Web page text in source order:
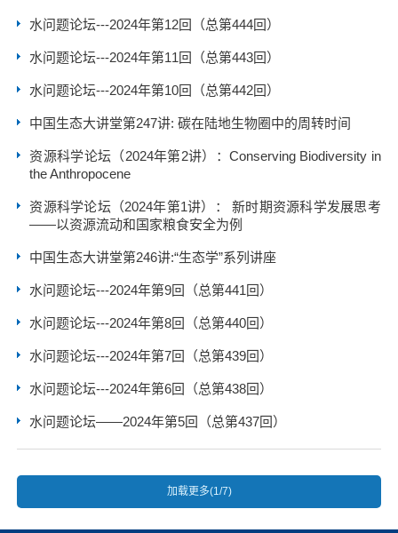
水问题论坛---2024年第12回（总第444回）
水问题论坛---2024年第11回（总第443回）
水问题论坛---2024年第10回（总第442回）
中国生态大讲堂第247讲: 碳在陆地生物圈中的周转时间
资源科学论坛（2024年第2讲）：Conserving Biodiversity in
the Anthropocene
资源科学论坛（2024年第1讲）： 新时期资源科学发展思考
——以资源流动和国家粮食安全为例
中国生态大讲堂第246讲:“生态学”系列讲座
水问题论坛---2024年第9回（总第441回）
水问题论坛---2024年第8回（总第440回）
水问题论坛---2024年第7回（总第439回）
水问题论坛---2024年第6回（总第438回）
水问题论坛——2024年第5回（总第437回）
加载更多(1/7)